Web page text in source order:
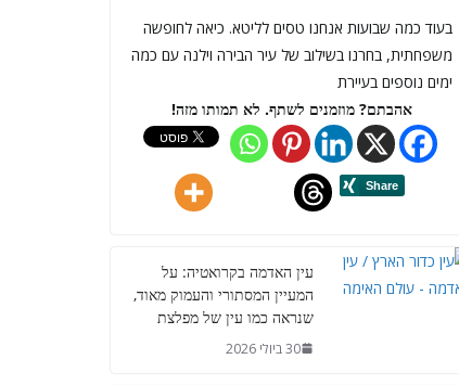
בעוד כמה שבועות אנחנו טסים לליטא. כיאה לחופשה
משפחתית, בחרנו בשילוב של עיר הבירה וילנה עם כמה
ימים נוספים בעיירת
אהבתם? מוזמנים לשתף. לא תמותו מזה!
עין האדמה בקרואטיה: על
המעיין המסתורי והעמוק מאוד,
שנראה כמו עין של מפלצת
30 ביולי 2026